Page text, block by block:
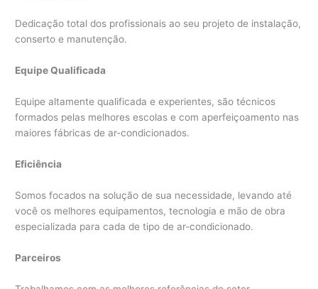
Dedicação total dos profissionais ao seu projeto de instalação,
conserto e manutenção.
Equipe Qualificada
Equipe altamente qualificada e experientes, são técnicos
formados pelas melhores escolas e com aperfeiçoamento nas
maiores fábricas de ar-condicionados.
Eficiência
Somos focados na solução de sua necessidade, levando até
você os melhores equipamentos, tecnologia e mão de obra
especializada para cada de tipo de ar-condicionado.
Parceiros